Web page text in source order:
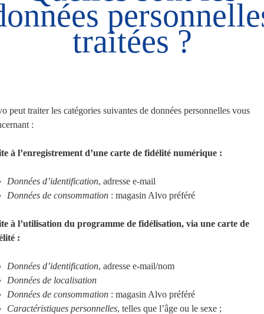
traitées ?
peut traiter les catégories suivantes de données personnelles vous
:
à l’enregistrement d’une carte de fidélité numérique :
Données d’identification, adresse e-mail
Données de consommation : magasin Alvo préféré
à l’utilisation du programme de fidélisation, via une carte de
:
Données d’identification, adresse e-mail/nom
Données de localisation
Données de consommation : magasin Alvo préféré
Caractéristiques personnelles, telles que l’âge ou le sexe ;